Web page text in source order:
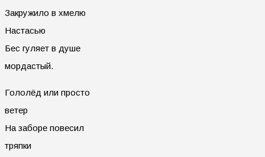
Закружило в хмелю
Настасью
Бес гуляет в душе
мордастый.
Гололёд или просто
ветер
На заборе повесил
тряпки